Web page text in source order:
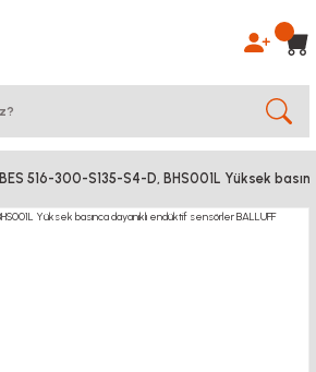
BES 516-300-S135-S4-D, BHS001L Yüksek